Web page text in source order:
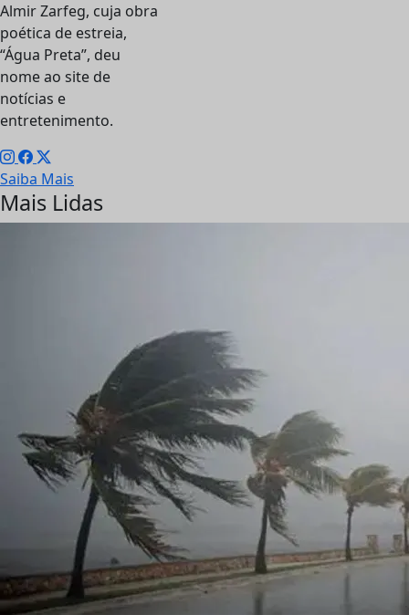
Almir Zarfeg, cuja obra
poética de estreia,
“Água Preta”, deu
nome ao site de
notícias e
entretenimento.
Saiba Mais
Mais Lidas